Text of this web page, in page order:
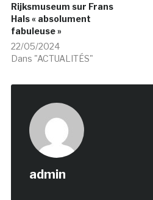
Rijksmuseum sur Frans
Hals « absolument
fabuleuse »
22/05/2024
Dans "ACTUALITÉS"
admin